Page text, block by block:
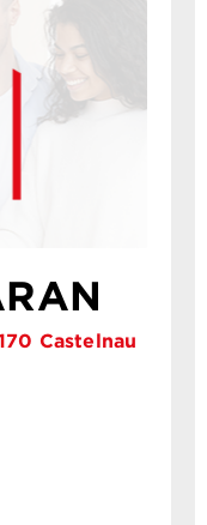
Castelnau